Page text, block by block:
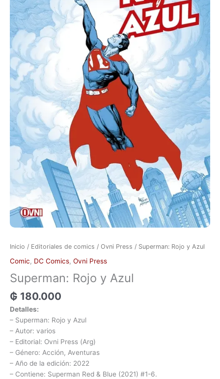
Inicio / Editoriales de comics / Ovni Press / Superman: Rojo y Azul
Comic, DC Comics, Ovni Press
Superman: Rojo y Azul
₲ 180.000
Detalles:
– Superman: Rojo y Azul
– Autor: varios
– Editorial: Ovni Press (Arg)
– Género: Acción, Aventuras
– Año de la edición: 2022
– Contiene: Superman Red & Blue (2021) #1-6.